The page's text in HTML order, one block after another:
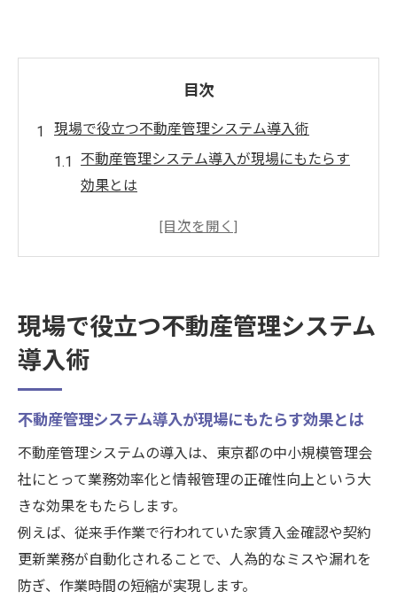
目次
現場で役立つ不動産管理システム導入術
不動産管理システム導入が現場にもたらす
効果とは
クラウド型不動産管理システムの活用事例
導入前に押さえたい不動産管理システムの
選び方
ポイント
スムーズな導入を実現する実践手順
不動産管理システム導入手順の全体像を把
握する
現場ヒアリングを活かしたシステム要件整
理法
試験導入で不動産契約管理システムを評価
現場で役立つ不動産管理システム
導入術
不動産管理システム導入が現場にもたらす効果とは
不動産管理システムの導入は、東京都の中小規模管理会
社にとって業務効率化と情報管理の正確性向上という大
きな効果をもたらします。
例えば、従来手作業で行われていた家賃入金確認や契約
更新業務が自動化されることで、人為的なミスや漏れを
防ぎ、作業時間の短縮が実現します。